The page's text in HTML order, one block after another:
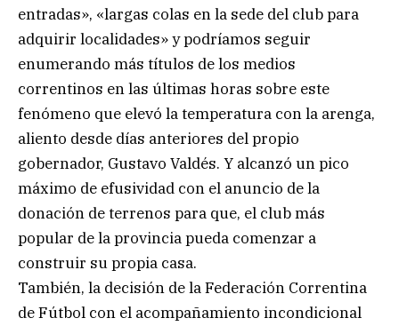
entradas», «largas colas en la sede del club para
adquirir localidades» y podríamos seguir
enumerando más títulos de los medios
correntinos en las últimas horas sobre este
fenómeno que elevó la temperatura con la arenga,
aliento desde días anteriores del propio
gobernador, Gustavo Valdés. Y alcanzó un pico
máximo de efusividad con el anuncio de la
donación de terrenos para que, el club más
popular de la provincia pueda comenzar a
construir su propia casa.
También, la decisión de la Federación Correntina
de Fútbol con el acompañamiento incondicional